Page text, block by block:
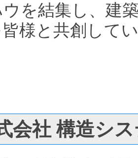
ウを結集し、建
様と共創して
会社 構造シ